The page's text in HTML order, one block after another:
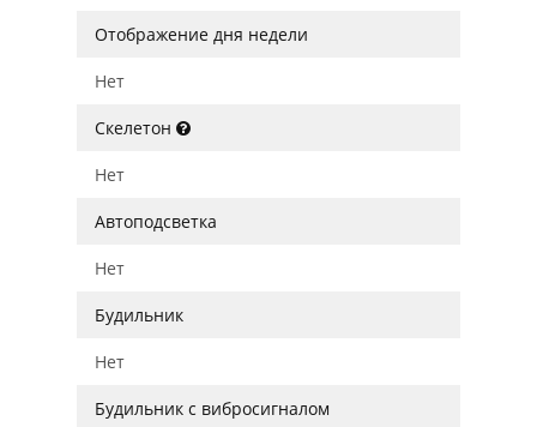
Отображение дня недели
Нет
Скелетон
Нет
Автоподсветка
Нет
Будильник
Нет
Будильник с вибросигналом